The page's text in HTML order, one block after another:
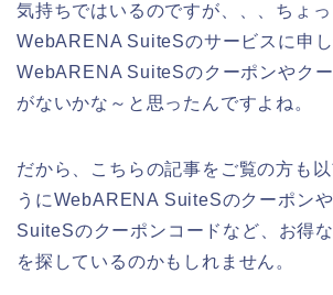
気持ちではいるのですが、、、ちょっ
WebARENA SuiteSのサービスに申し
WebARENA SuiteSのクーポンやク
がないかな～と思ったんですよね。
だから、こちらの記事をご覧の方も
うにWebARENA SuiteSのクーポン
SuiteSのクーポンコードなど、お得
を探しているのかもしれません。